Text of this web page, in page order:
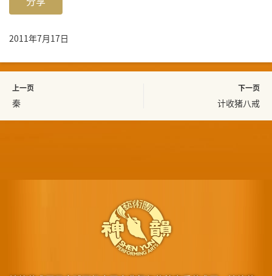
2011年7月17日
上一页
秦
下一页
计收猪八戒